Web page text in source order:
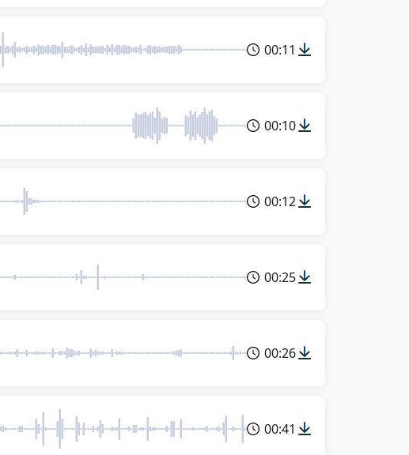
00:11
00:10
00:12
00:25
00:26
00:41